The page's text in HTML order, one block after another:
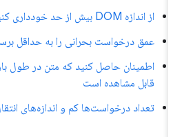
از اندازه DOM بیش از حد خودداری کنید
عمق درخواست بحرانی را به حداقل برسانید
اطمینان حاصل کنید که متن در طول
قابل مشاهده است
تعداد درخواست‌ها کم و اندازه‌های